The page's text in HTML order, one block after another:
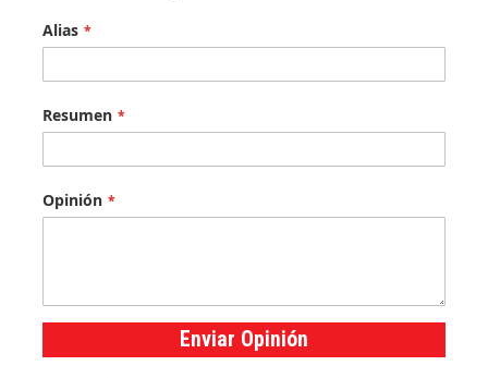
Alias
Resumen
Opinión
Enviar Opinión